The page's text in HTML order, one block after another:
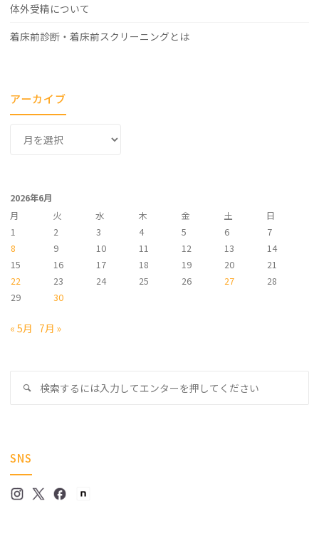
体外受精について
着床前診断・着床前スクリーニングとは
アーカイブ
ブ
2026年6月
月
火 水 木 金 土
日
1
2 3 4 5 6
7
8
9 10 11 12 13
14
15
16 17 18 19 20
21
22
23 24 25 26 27
28
29
30
« 5月 7月 »
検
SNS